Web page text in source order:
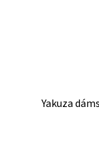
Yakuza